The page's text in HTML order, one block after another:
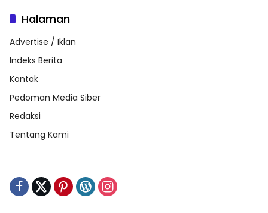
Halaman
Advertise / Iklan
Indeks Berita
Kontak
Pedoman Media Siber
Redaksi
Tentang Kami